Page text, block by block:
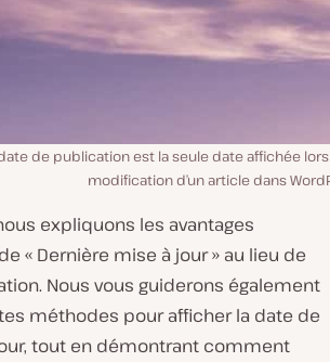
de publication est la seule date affichée
modification d’un article dans
expliquons les avantages
« Dernière mise à jour » au lieu de
Nous vous guiderons également
méthodes pour afficher la date de
tout en démontrant comment